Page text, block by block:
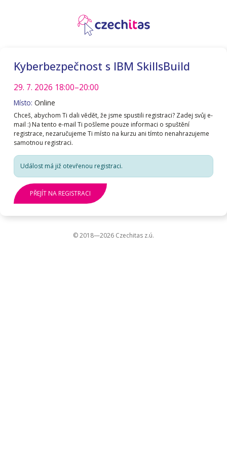
Kyberbezpečnost s IBM SkillsBuild
29. 7. 2026 18:00–20:00
Místo: Online
Chceš, abychom Ti dali vědět, že jsme spustili registraci? Zadej svůj e-
mail :) Na tento e-mail Ti pošleme pouze informaci o spuštění
registrace, nezaručujeme Ti místo na kurzu ani tímto nenahrazujeme
samotnou registraci.
Událost má již otevřenou registraci.
PŘEJÍT NA REGISTRACI
© 2018—2026 Czechitas z.ú.